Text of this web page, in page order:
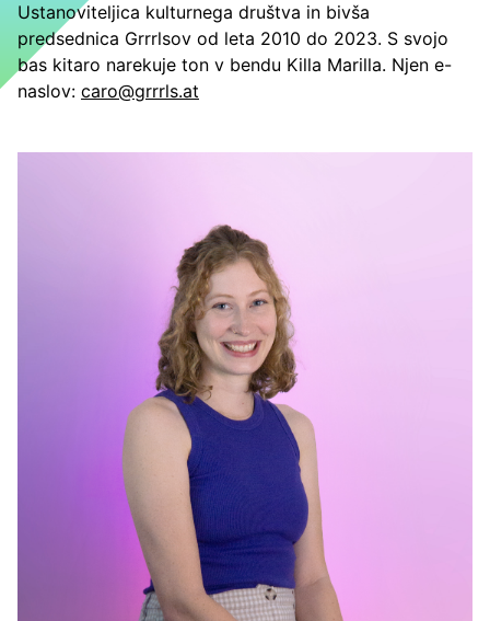
Ustanoviteljica kulturnega društva in bivša
predsednica Grrrlsov od leta 2010 do 2023. S svojo
bas kitaro narekuje ton v bendu Killa Marilla. Njen e-
naslov: caro@grrrls.at